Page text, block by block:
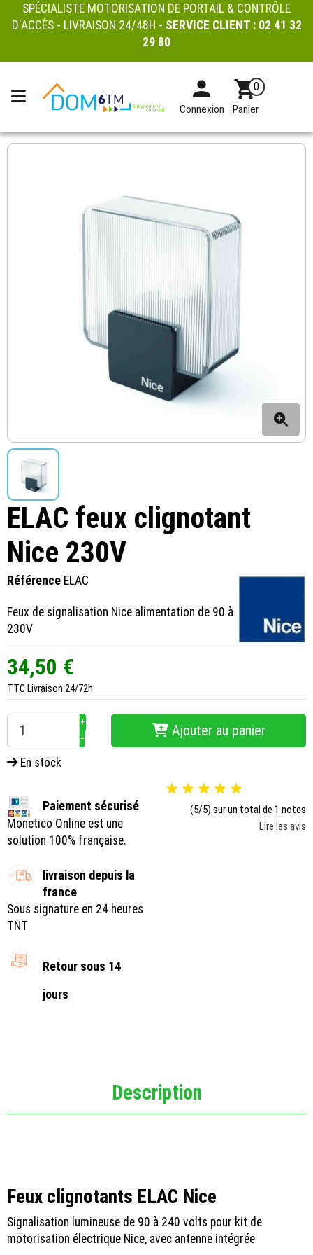
SPÉCIALISTE MOTORISATION DE PORTAIL & CONTRÔLE
D'ACCÈS - LIVRAISON 24/48H - SERVICE CLIENT : 02 41 32
29 80
Connexion
0
Panier
ELAC feux clignotant
Nice 230V
Référence ELAC
Feux de signalisation Nice alimentation de 90 à
230V
34,50 €
TTC Livraison 24/72h
+
−
Ajouter au panier
En stock
Paiement sécurisé
Monetico Online est une
solution 100% française.
livraison depuis la
france
Sous signature en 24 heures
TNT
Retour sous 14
jours
    
(5/5) sur un total de 1 notes
Lire les avis
Description
Feux clignotants ELAC Nice
Signalisation lumineuse de 90 à 240 volts pour kit de
motorisation électrique Nice, avec antenne intégrée